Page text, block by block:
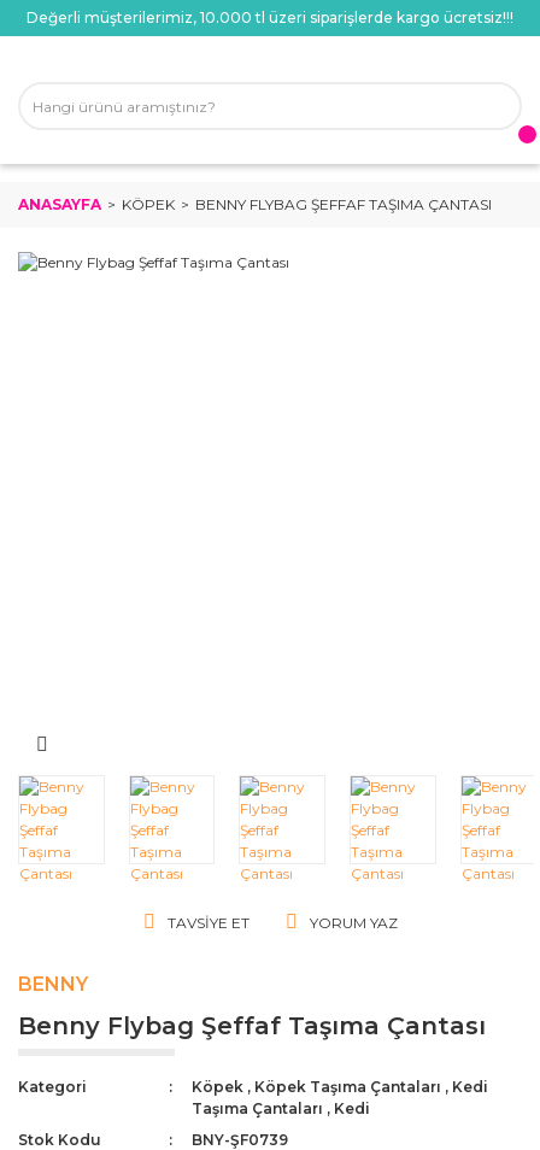
Değerli müşterilerimiz, 10.000 tl üzeri siparişlerde kargo ücretsiz!!!
ANASAYFA KÖPEK BENNY FLYBAG ŞEFFAF TAŞIMA ÇANTASI
TAVSIYE ET YORUM YAZ
BENNY
Benny Flybag Şeffaf Taşıma Çantası
Kategori Köpek , Köpek Taşıma Çantaları , Kedi
Taşıma Çantaları , Kedi
Stok Kodu
BNY-ŞF0739